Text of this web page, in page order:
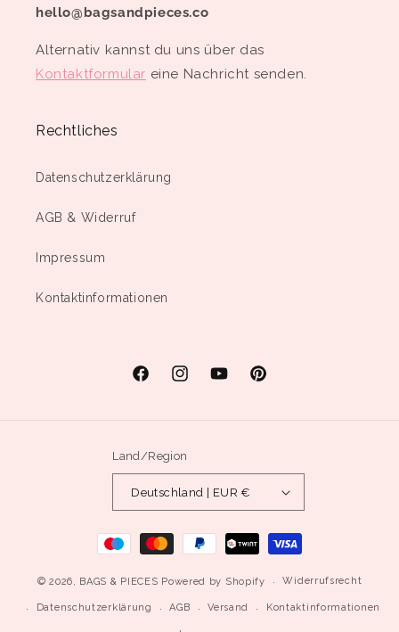
hello@bagsandpieces.co
Alternativ kannst du uns über das
Kontaktformular eine Nachricht senden.
Rechtliches
Datenschutzerklärung
AGB & Widerruf
Impressum
Kontaktinformationen
FacebookInstagramYouTubePinterest
Land/Region
Deutschland | EUR €
Zahlungsmethoden
© 2026, BAGS & PIECES Powered by Shopify Widerrufsrecht
Datenschutzerklärung AGB Versand Kontaktinformationen